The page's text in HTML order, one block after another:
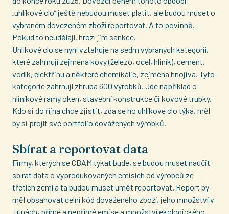
„uhlíkové clo” ještě nebudou muset platit, ale budou muset o
vybraném dovezeném zboží reportovat. A to povinně.
Pokud to neudělají, hrozí jim sankce.
Uhlíkové clo se nyní vztahuje na sedm vybraných kategorií,
které zahrnují zejména kovy (železo, ocel, hliník), cement,
vodík, elektřinu a některé chemikálie, zejména hnojiva. Tyto
kategorie zahrnují zhruba 600 výrobků. Jde například o
hliníkové rámy oken, stavební konstrukce či kovové trubky.
Kdo si do října chce zjistit, zda se ho uhlíkové clo týká, měl
by si projít své portfolio dovážených výrobků.
Sbírat a reportovat data
Firmy, kterých se CBAM týkat bude, se budou muset naučit
sbírat data o vyprodukovaných emisích od výrobců ze
třetích zemí a ta budou muset umět reportovat. Report by
měl obsahovat celní kód dováženého zboží, jeho množství v
tunách, přímé a nepřímé emise a množství ekologického